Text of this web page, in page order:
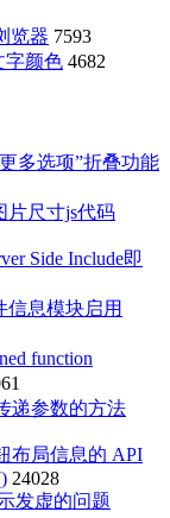
览器 7593
字颜色 4682
多选项”折叠功能
片尺寸js代码
Side Include即
信息模块启用
function
递参数的方法
布局信息的 API
24028
发虚的问题